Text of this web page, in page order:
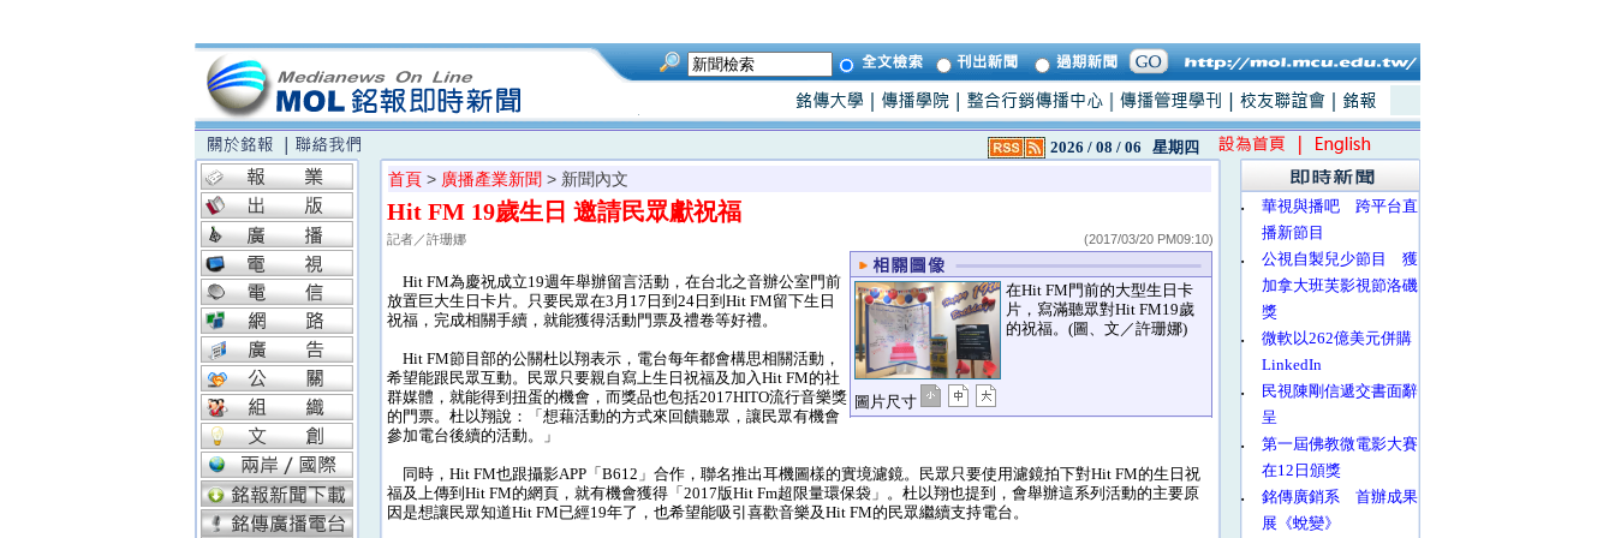
2026 / 08 / 06 星期四
首頁 > 廣播產業新聞 > 新聞內文
Hit FM 19歲生日 邀請民眾獻祝福
記者／許珊娜 (2017/03/20 PM09:10)
在Hit FM門前的大型生日卡
片，寫滿聽眾對Hit FM19歲
的祝福。(圖、文／許珊娜)
圖片尺寸
Hit FM為慶祝成立19週年舉辦留言活動，在台北之音辦公室門前
放置巨大生日卡片。只要民眾在3月17日到24日到Hit FM留下生日
祝福，完成相關手續，就能獲得活動門票及禮卷等好禮。
Hit FM節目部的公關杜以翔表示，電台每年都會構思相關活動，
希望能跟民眾互動。民眾只要親自寫上生日祝福及加入Hit FM的社
群媒體，就能得到扭蛋的機會，而獎品也包括2017HITO流行音樂獎
的門票。杜以翔說：「想藉活動的方式來回饋聽眾，讓民眾有機會
參加電台後續的活動。」
同時，Hit FM也跟攝影APP「B612」合作，聯名推出耳機圖樣的實境濾鏡。民眾只要使用濾鏡拍下對Hit FM的生日祝
福及上傳到Hit FM的網頁，就有機會獲得「2017版Hit Fm超限量環保袋」。杜以翔也提到，會舉辦這系列活動的主要原
因是想讓民眾知道Hit FM已經19年了，也希望能吸引喜歡音樂及Hit FM的民眾繼續支持電台。
‧
華視與播吧 跨平台直
播新節目
‧
公視自製兒少節目 獲
加拿大班芙影視節洛磯
獎
‧
微軟以262億美元併購
LinkedIn
‧
民視陳剛信遞交書面辭
呈
‧
第一屆佛教微電影大賽
在12日頒獎
‧
銘傳廣銷系 首辦成果
展《蛻變》